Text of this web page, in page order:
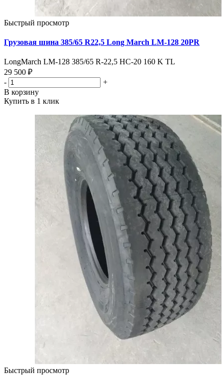
Быстрый просмотр
Грузовая шина 385/65 R22,5 Long March LM-128 20PR
LongMarch LM-128 385/65 R-22,5 НС-20 160 K TL
29 500 ₽
-
+
В корзину
Купить в 1 клик
Быстрый просмотр